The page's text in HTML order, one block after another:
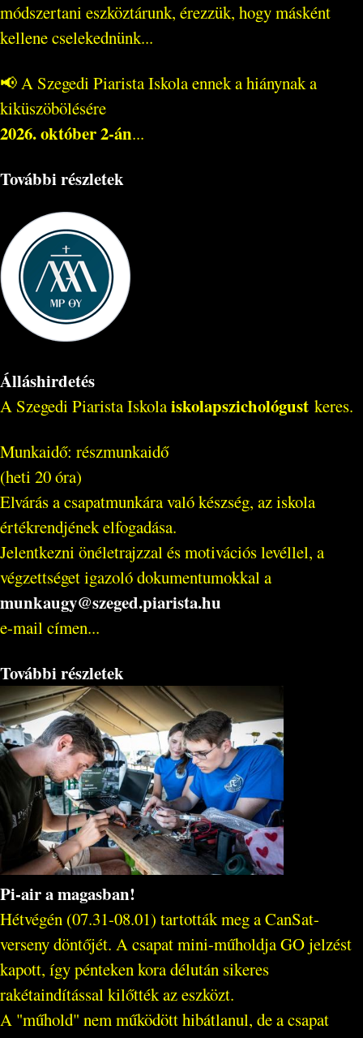
módszertani eszköztárunk, érezzük, hogy másként
kellene cselekednünk...
📢 A Szegedi Piarista Iskola ennek a hiánynak a
kiküszöbölésére
2026. október 2-án...
További részletek
Álláshirdetés
A Szegedi Piarista Iskolaiskolapszichológust keres.
Munkaidő: részmunkaidő
(heti 20 óra)
Elvárás a csapatmunkára való készség, az iskola
értékrendjének elfogadása.
Jelentkezni önéletrajzzal és motivációs levéllel, a
végzettséget igazoló dokumentumokkal a
munkaugy@szeged.piarista.hu
e-mail címen...
További részletek
Pi-air a magasban!
Hétvégén (07.31-08.01) tartották meg a CanSat-
verseny döntőjét. A csapat mini-műholdja GO jelzést
kapott, így pénteken kora délután sikeres
rakétaindítással kilőtték az eszközt.
A "műhold" nem működött hibátlanul, de a csapat